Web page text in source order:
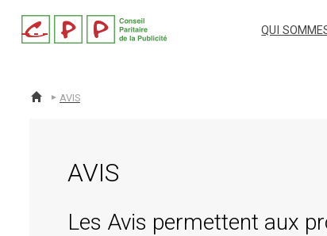
cpp QUI
ACCUEIL
AVIS
AVIS
Les Avis permettent aux